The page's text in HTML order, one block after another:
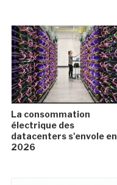
La consommation
électrique des
datacenters s'envole en
2026